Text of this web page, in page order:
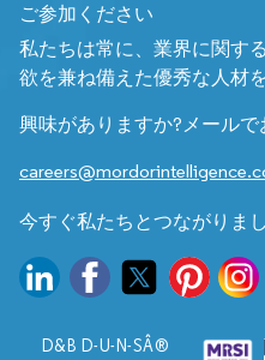
ご参加ください
私たちは常に、業界に関す
欲を兼ね備えた優秀な人材
興味がありますか?メールで
今すぐ私たちとつながりま
D&B D-U-N-SÂ®